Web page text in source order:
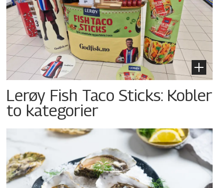
Lerøy Fish Taco Sticks: Kobler
to kategorier